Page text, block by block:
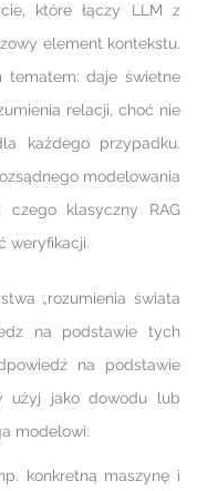
które łączy LLM z
element kontekstu.
tematem: daje świetne
relacji, choć nie
każdego przypadku.
modelowania
klasyczny RAG
weryfikacji.
„rozumienia świata
na podstawie tych
na podstawie
użyj jako dowodu lub
modelowi:
konkretną maszynę i